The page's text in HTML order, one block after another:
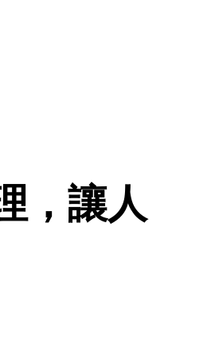
，讓人